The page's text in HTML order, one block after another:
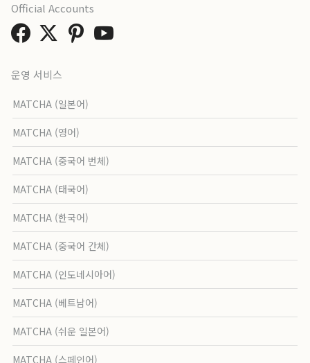
운영 서비스
MATCHA (일본어)
MATCHA (영어)
MATCHA (중국어 번체)
MATCHA (태국어)
MATCHA (한국어)
MATCHA (중국어 간체)
MATCHA (인도네시아어)
MATCHA (베트남어)
MATCHA (쉬운 일본어)
MATCHA (스페인어)
Official Accounts